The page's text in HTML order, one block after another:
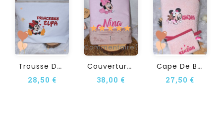
T
Rousse De Toilette...
28,50 €
1
Commentaire(s)
C
Ouverture Bébé...
38,00 €
C
Ape De Bain Personnalisée...
27,50 €